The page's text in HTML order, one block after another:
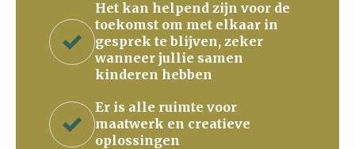
Het kan helpend zijn voor de
toekomst om met elkaar in
gesprek te blijven, zeker
wanneer jullie samen
kinderen hebben
Er is alle ruimte voor
maatwerk en creatieve
oplossingen